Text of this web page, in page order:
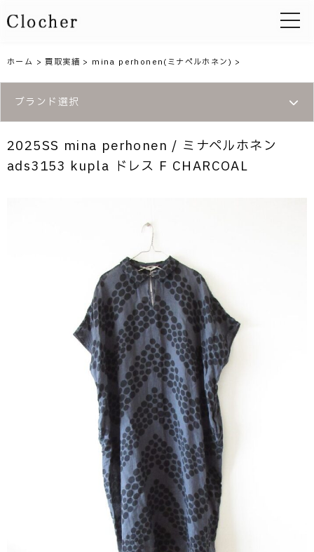
toggle
ホーム >買取実績 > mina perhonen(ミナペルホネン) >
ブランド選択
2025SS mina perhonen / ミナペルホネン
ads3153 kupla ドレス F CHARCOAL